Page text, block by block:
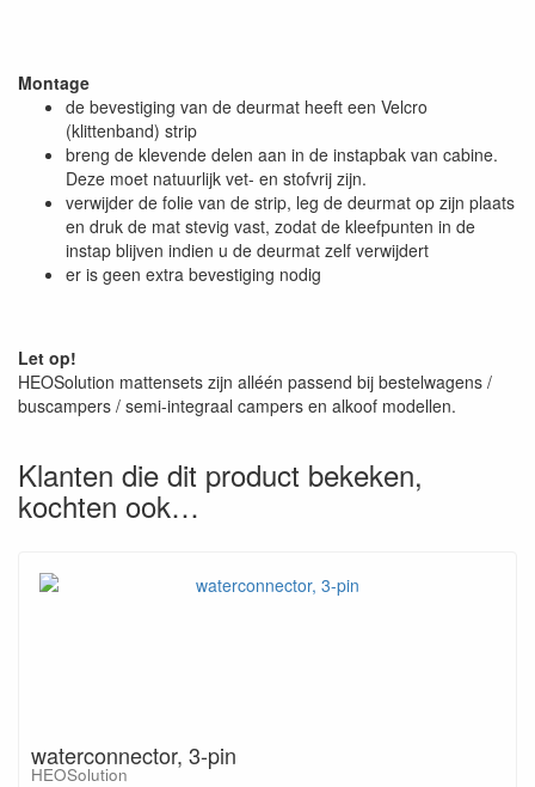
Montage
de bevestiging van de deurmat heeft een Velcro
(klittenband) strip
breng de klevende delen aan in de instapbak van cabine.
Deze moet natuurlijk vet- en stofvrij zijn.
verwijder de folie van de strip, leg de deurmat op zijn plaats
en druk de mat stevig vast, zodat de kleefpunten in de
instap blijven indien u de deurmat zelf verwijdert
er is geen extra bevestiging nodig
Let op!
HEOSolution mattensets zijn alléén passend bij bestelwagens /
buscampers / semi-integraal campers en alkoof modellen.
Klanten die dit product bekeken,
kochten ook…
waterconnector, 3-pin
HEOSolution